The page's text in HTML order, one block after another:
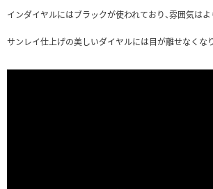
インダイヤルにはブラックが使われており、雰囲気はよ
サンレイ仕上げの美しいダイヤルには目が離せなくな